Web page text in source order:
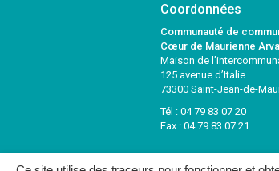
Coordonnées
Communauté de
Cœur de Maurienne
Maison de
125 avenue d’Italie
73300 Saint-Jean-de-
Tél : 04 79 83 07 20
Fax : 04 79 83 07 21